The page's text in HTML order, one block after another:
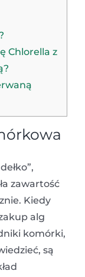
Chlorella z
zawartość
Kiedy
alg
komórki,
są